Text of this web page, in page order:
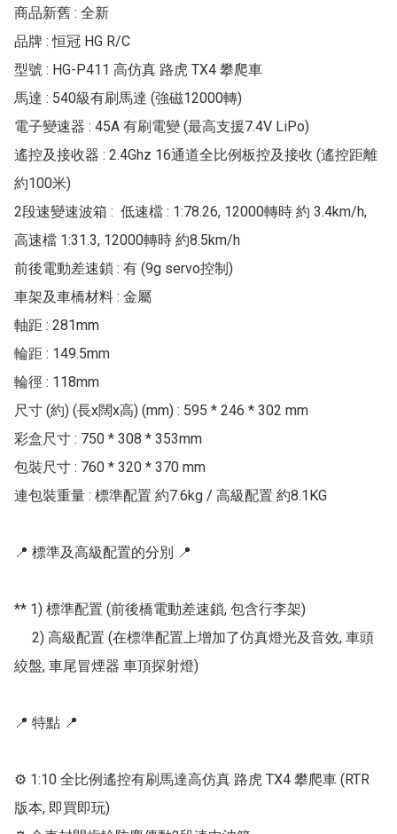
商品新舊 : 全新
品牌 : 恒冠 HG R/C
型號 : HG-P411 高仿真 路虎 TX4 攀爬車
馬達 : 540級有刷馬達 (強磁12000轉)
電子變速器 : 45A 有刷電變 (最高支援7.4V LiPo)
遙控及接收器 : 2.4Ghz 16通道全比例板控及接收 (遙控距離
約100米)
2段速變速波箱 :  低速檔 : 1:78.26, 12000轉時 約 3.4km/h,
高速檔 1:31.3, 12000轉時 約8.5km/h
前後電動差速鎖 : 有 (9g servo控制)
車架及車橋材料 : 金屬
軸距 : 281mm
輪距 : 149.5mm
輪徑 : 118mm
尺寸 (約) (長x闊x高) (mm) : 595 * 246 * 302 mm
彩盒尺寸 : 750 * 308 * 353mm
包裝尺寸 : 760 * 320 * 370 mm
連包裝重量 : 標準配置 約7.6kg / 高級配置 約8.1KG
📍 標準及高級配置的分別 📍
** 1) 標準配置 (前後橋電動差速鎖, 包含行李架)
絞盤, 車尾冒煙器 車頂探射燈)
📍 特點 📍
⚙ 1:10 全比例遙控有刷馬達高仿真 路虎 TX4 攀爬車 (RTR
版本, 即買即玩)